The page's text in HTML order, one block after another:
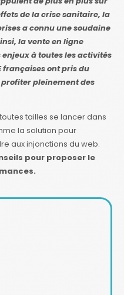
de la crise sanitaire, la
a connu une soudaine
la vente en ligne
à toutes les activités
françaises ont pris du
pleinement des
tailles se lancer dans
la solution pour
aux injonctions du web.
pour proposer le